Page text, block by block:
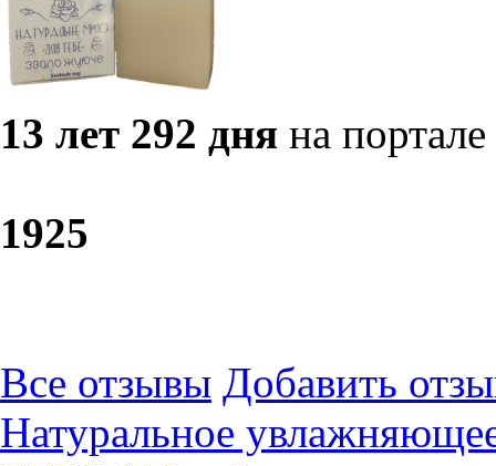
13 лет 292 дня на портале
1925
Все отзывы Добавить
Натуральное